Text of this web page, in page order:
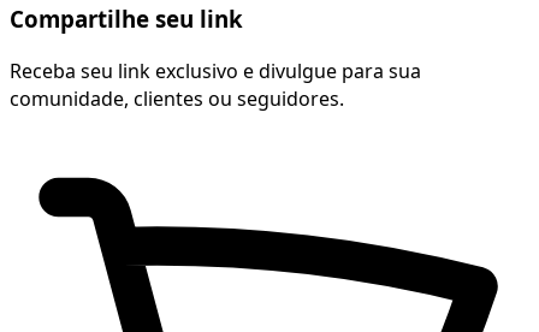
Compartilhe seu link
Receba seu link exclusivo e divulgue para sua
comunidade, clientes ou seguidores.